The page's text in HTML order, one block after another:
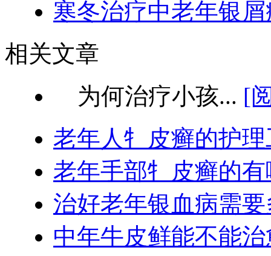
寒冬治疗中老年银
相关文章
为何治疗小孩... [
老年人牜皮癣的护
老年手部牜皮癣的
治好老年银血病需
中年牛皮鲜能不能